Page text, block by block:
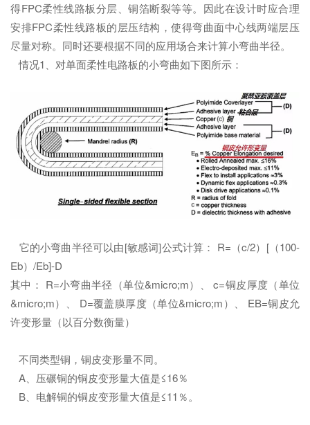
得FPC柔性线路板分层、铜箔断裂等等。因此在设计时应合理
安排FPC柔性线路板的层压结构，使得弯曲面中心线两端层压
尽量对称。同时还要根据不同的应用场合来计算小弯曲半径。
情况1、对单面柔性电路板的小弯曲如下图所示：
它的小弯曲半径可以由[敏感词]公式计算： R=（c/2）[（100-
Eb）/Eb]-D
其中： R=小弯曲半径（单位&micro;m）、 c=铜皮厚度（单位
&micro;m）、 D=覆盖膜厚度（单位&micro;m）、 EB=铜皮允
许变形量（以百分数衡量）
不同类型铜，铜皮变形量不同。
A、压碾铜的铜皮变形量大值是≤16％
B、电解铜的铜皮变形量大值是≤11％。